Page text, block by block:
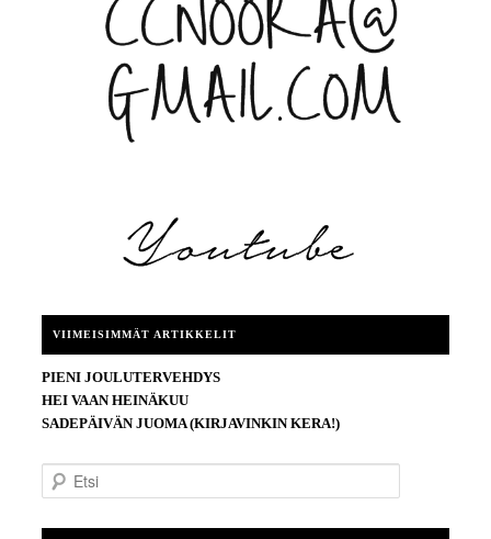
VIIMEISIMMÄT ARTIKKELIT
PIENI JOULUTERVEHDYS
HEI VAAN HEINÄKUU
SADEPÄIVÄN JUOMA (KIRJAVINKIN KERA!)
t